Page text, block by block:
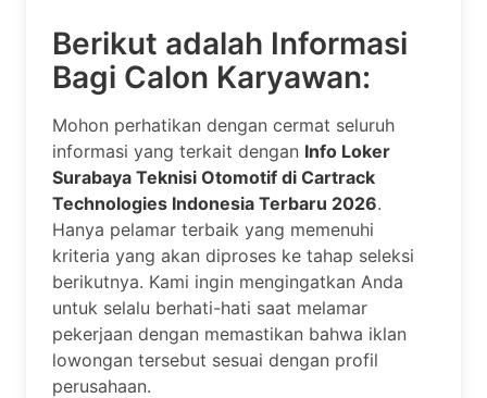
Berikut adalah Informasi
Bagi Calon Karyawan:
Mohon perhatikan dengan cermat seluruh
informasi yang terkait dengan Info Loker
Surabaya Teknisi Otomotif di Cartrack
Technologies Indonesia Terbaru 2026.
Hanya pelamar terbaik yang memenuhi
kriteria yang akan diproses ke tahap seleksi
berikutnya. Kami ingin mengingatkan Anda
untuk selalu berhati-hati saat melamar
pekerjaan dengan memastikan bahwa iklan
lowongan tersebut sesuai dengan profil
perusahaan.